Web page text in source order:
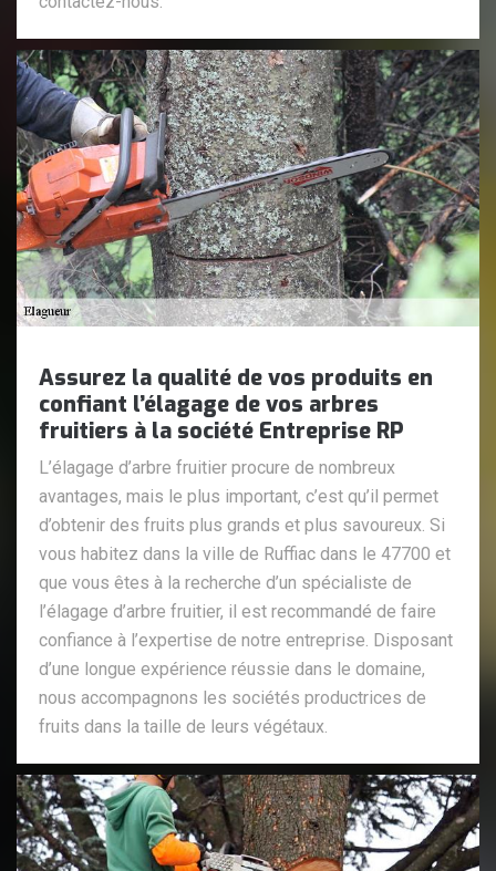
Assurez la qualité de vos produits en
confiant l’élagage de vos arbres
fruitiers à la société Entreprise RP
L’élagage d’arbre fruitier procure de nombreux
avantages, mais le plus important, c’est qu’il permet
d’obtenir des fruits plus grands et plus savoureux. Si
vous habitez dans la ville de Ruffiac dans le 47700 et
que vous êtes à la recherche d’un spécialiste de
l’élagage d’arbre fruitier, il est recommandé de faire
confiance à l’expertise de notre entreprise. Disposant
d’une longue expérience réussie dans le domaine,
nous accompagnons les sociétés productrices de
fruits dans la taille de leurs végétaux.